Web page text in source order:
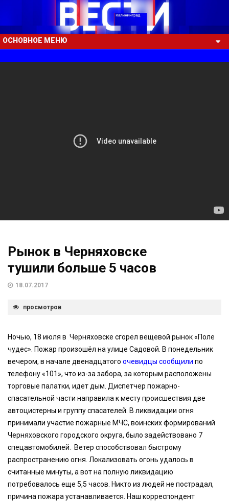
ОСНОВНОЕ МЕНЮ
Рынок в Черняховске
тушили больше 5 часов
18.07.2017
просмотров
Ночью, 18 июля в Черняховске сгорел вещевой рынок «Поле
чудес». Пожар произошёл на улице Садовой. В понедельник
вечером, в начале двенадцатого очевидцы сообщили по
телефону «101», что из-за забора, за которым расположены
торговые палатки, идет дым. Диспетчер пожарно-
спасательной части направила к месту происшествия две
автоцистерны и группу спасателей. В ликвидации огня
принимали участие пожарные МЧС, воинских формирований
Черняховского городского округа, было задействовано 7
спецавтомобилей. Ветер способствовал быстрому
распространению огня. Локализовать огонь удалось в
считанные минуты, а вот на полную ликвидацию
потребовалось еще 5,5 часов. Никто из людей не пострадал,
причина пожара устанавливается. Наш корреспондент